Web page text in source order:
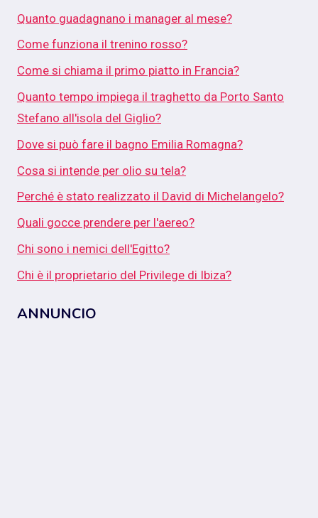
Quanto guadagnano i manager al mese?
Come funziona il trenino rosso?
Come si chiama il primo piatto in Francia?
Quanto tempo impiega il traghetto da Porto Santo
Stefano all'isola del Giglio?
Dove si può fare il bagno Emilia Romagna?
Cosa si intende per olio su tela?
Perché è stato realizzato il David di Michelangelo?
Quali gocce prendere per l'aereo?
Chi sono i nemici dell'Egitto?
Chi è il proprietario del Privilege di Ibiza?
ANNUNCIO